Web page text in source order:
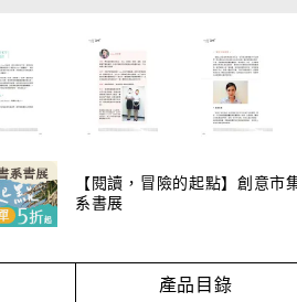
【閱讀，冒險的起點】創意市
系書展
產品目錄